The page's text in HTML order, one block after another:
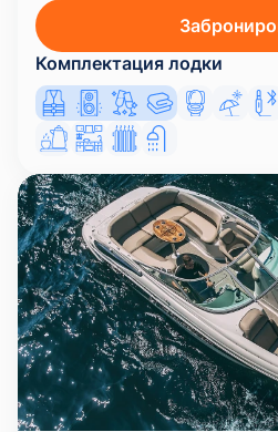
Комплектация лодки